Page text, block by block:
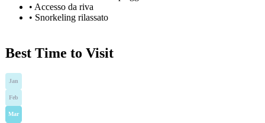
• Accesso da riva
• Snorkeling rilassato
Best Time to Visit
Jan
Feb
Mar